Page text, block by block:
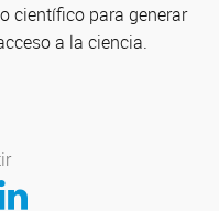
científico para generar
a la ciencia.
Twitteren LinkedIn